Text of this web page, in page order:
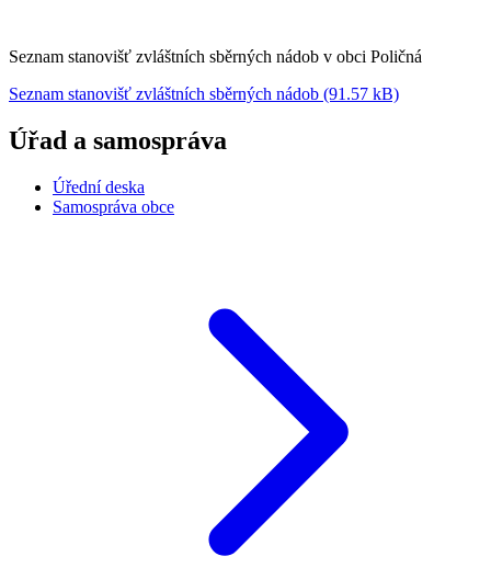
Seznam stanovišť zvláštních sběrných nádob v obci Poličná
Seznam stanovišť zvláštních sběrných nádob (91.57 kB)
Úřad a samospráva
Úřední deska
Samospráva obce